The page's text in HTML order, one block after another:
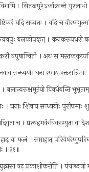
। सितखपुरेऽर्काक्रान्ते
यदि सव्यतः । यदि च
बलकोपकृत् । कनकरूपधरो
वपुषान्वितौ । अथ स
सन्ध्ययोः घना रणाय
विवर्धयन्ति
। घनाः शिवाय सन्ध्ययोः पुरौपमाः
च । प्रत्यहमर्कविकारयुता
वा फलं । सप्ताहात्
॥३१॥
षट् प्रकाशीकरोति ।